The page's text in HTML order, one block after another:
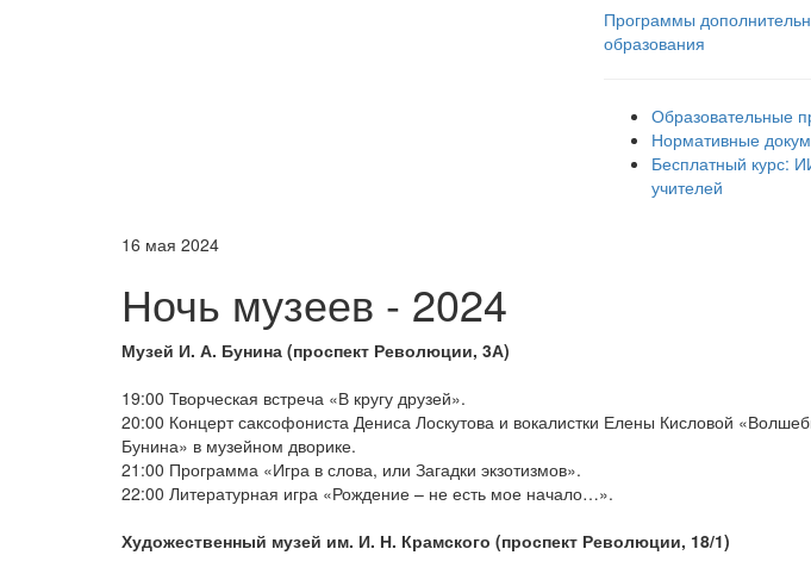
Программы
образования
Образовательные
Нормативные
Бесплатный курс:
учителей
16 мая 2024
Ночь музеев - 2024
Музей И. А. Бунина (проспект Революции, 3А)
19:00 Творческая встреча «В кругу друзей».
20:00 Концерт саксофониста Дениса Лоскутова и вокалистки Елены Кисловой
Бунина» в музейном дворике.
21:00 Программа «Игра в слова, или Загадки экзотизмов».
22:00 Литературная игра «Рождение – не есть мое начало…».
Художественный музей им. И. Н. Крамского (проспект Революции, 18/1)